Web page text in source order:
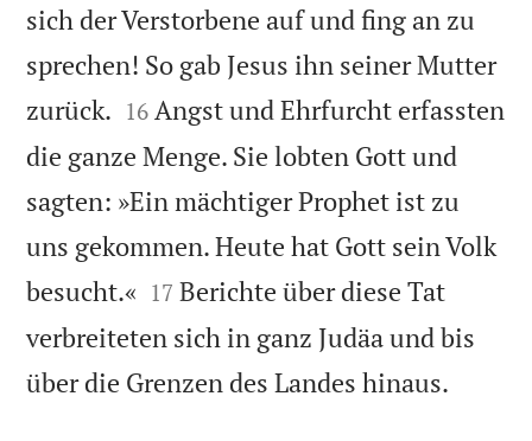
sich der Verstorbene auf und fing an zu
sprechen! So gab Jesus ihn seiner Mutter
zurück. 

16 Angst und Ehrfurcht erfassten
die ganze Menge. Sie lobten Gott und
sagten: »Ein mächtiger Prophet ist zu
uns gekommen. Heute hat Gott sein Volk
besucht.« 

17 Berichte über diese Tat
verbreiteten sich in ganz Judäa und bis
über die Grenzen des Landes hinaus.